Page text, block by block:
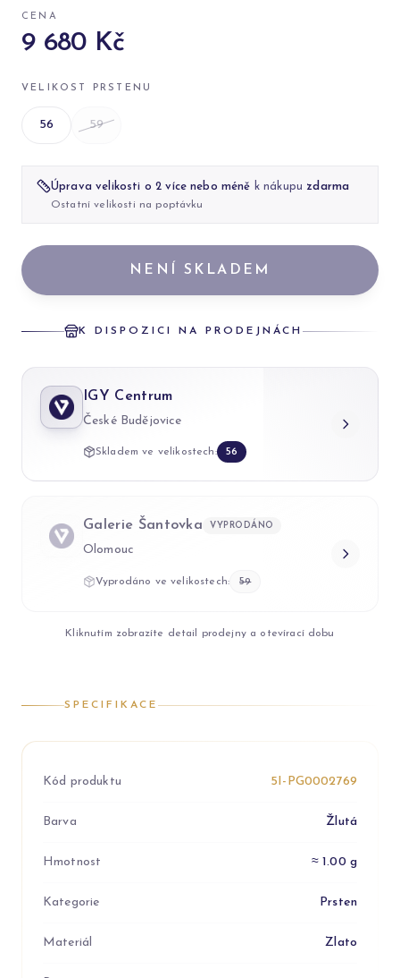
CENA
9 680 Kč
VELIKOST PRSTENU
56 59
Úprava velikosti o 2 více nebo méně k nákupu zdarma
Ostatní velikosti na poptávku
NENÍ SKLADEM
K DISPOZICI NA PRODEJNÁCH
IGY Centrum
České Budějovice
Skladem ve velikostech: 56
Galerie Šantovka VYPRODÁNO
Olomouc
Vyprodáno ve velikostech: 59
Kliknutím zobrazíte detail prodejny a otevírací dobu
SPECIFIKACE
Kód produktu 5I-PG0002769
Barva Žlutá
Hmotnost ≈ 1.00 g
Kategorie Prsten
Materiál Zlato